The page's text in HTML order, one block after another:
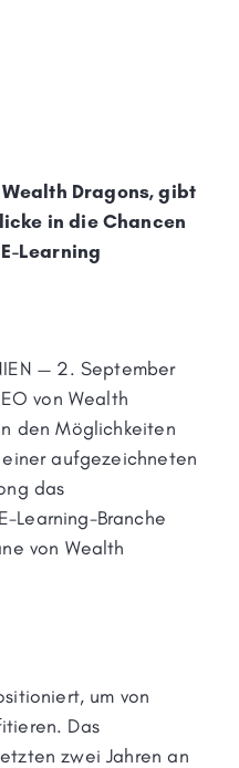
Dragons, gibt
in die Chancen
Learning
— 2. September
von Wealth
den Möglichkeiten
aufgezeichneten
das
Learning-Branche
von Wealth
um von
Das
zwei Jahren an